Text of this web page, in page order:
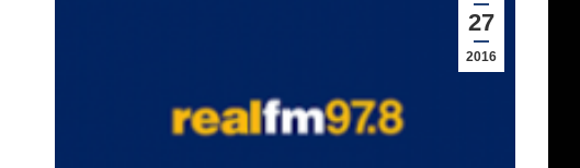
27
2016